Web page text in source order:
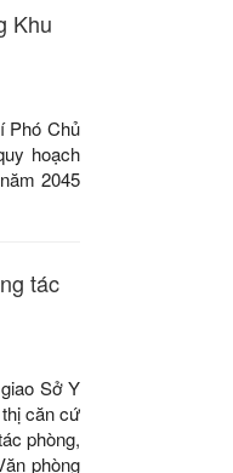
Khu
Phó Chủ
hoạch
2045
tác
Sở Y
căn cứ
phòng,
phòng